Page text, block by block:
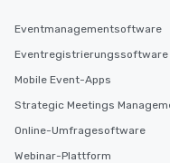
Eventmanagementsoftware
Eventregistrierungssoftware
Mobile Event-Apps
Strategic Meetings
Online-Umfragesoftware
Webinar-Plattform